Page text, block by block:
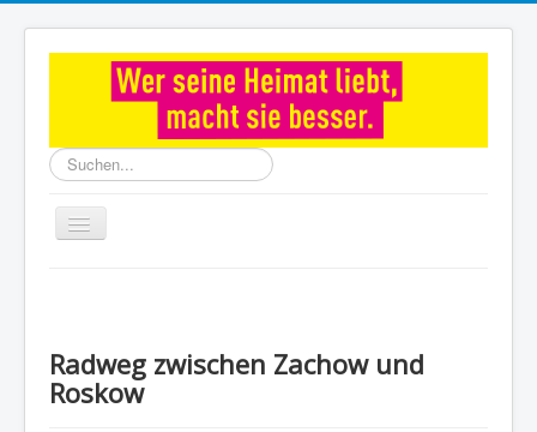
Suchen...
Toggle
Navigation
Themen für Nauen
Havelland
Radweg zwischen Zachow und
Roskow